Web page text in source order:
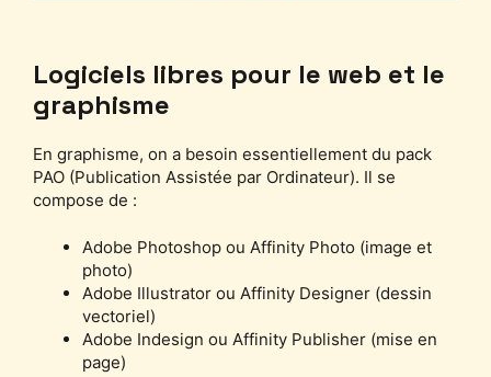
Logiciels libres pour le web et le
graphisme
En graphisme, on a besoin essentiellement du pack
PAO (Publication Assistée par Ordinateur). Il se
compose de :
Adobe Photoshop ou Affinity Photo (image et
photo)
Adobe Illustrator ou Affinity Designer (dessin
vectoriel)
Adobe Indesign ou Affinity Publisher (mise en
page)